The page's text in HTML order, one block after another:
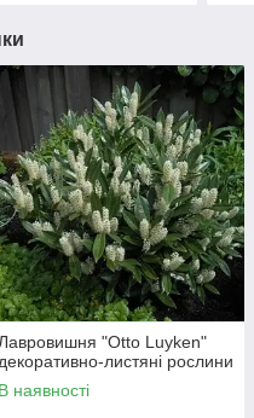
Лавровишня "Otto Luyken"
декоративно-листяні рослини
В наявності